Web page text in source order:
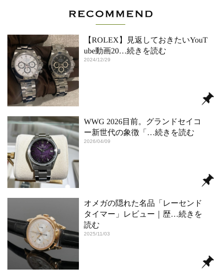
【ROLEX】見返しておきたいYouT
ube動画20…続きを読む
2024/12/29
WWG 2026目前。グランドセイコ
ー新世代の象徴「 …続きを読む
2026/04/09
オメガの隠れた名品「レーセンド
タイマー」レビュー｜歴…続きを
読む
2025/11/03